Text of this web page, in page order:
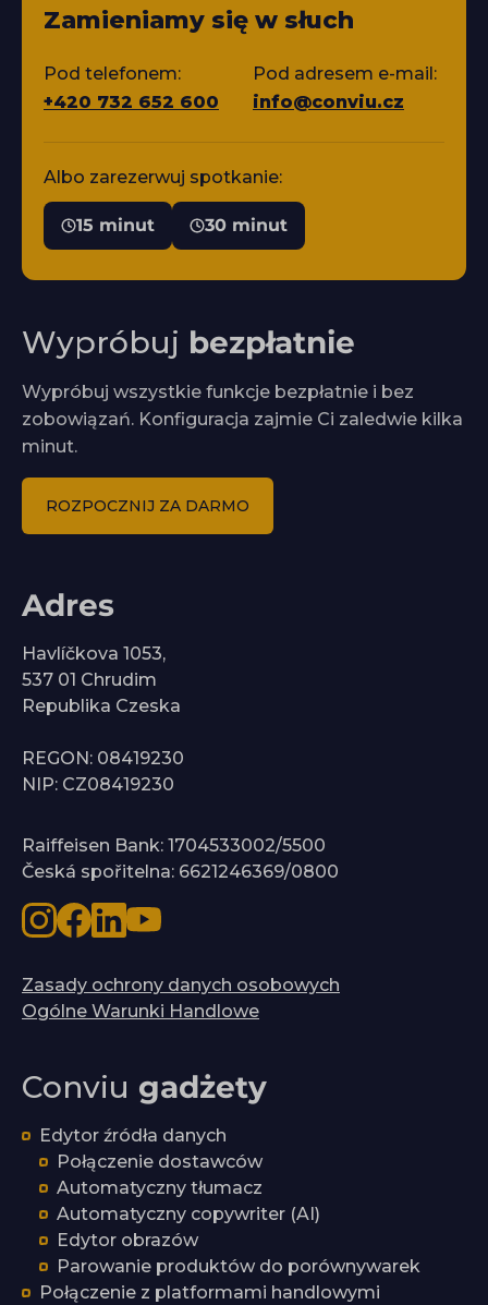
Zamieniamy się w słuch
Pod telefonem:
+420 732 652 600
Pod adresem e-mail:
info@conviu.cz
Albo zarezerwuj spotkanie:
15 minut 30 minut
Wypróbuj bezpłatnie
Wypróbuj wszystkie funkcje bezpłatnie i bez
zobowiązań. Konfiguracja zajmie Ci zaledwie kilka
minut.
ROZPOCZNIJ ZA DARMO
Adres
Havlíčkova 1053,
537 01 Chrudim
Republika Czeska
REGON: 08419230
NIP: CZ08419230
Raiffeisen Bank: 1704533002/5500
Česká spořitelna: 6621246369/0800
Zasady ochrony danych osobowych
Ogólne Warunki Handlowe
Conviu gadżety
Edytor źródła danych
Połączenie dostawców
Automatyczny tłumacz
Automatyczny copywriter (AI)
Edytor obrazów
Parowanie produktów do porównywarek
Połączenie z platformami handlowymi